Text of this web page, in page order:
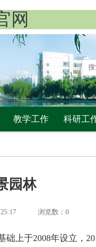
网
教学工作 科研工
园林
浏览数： 0
上于2008年设立，